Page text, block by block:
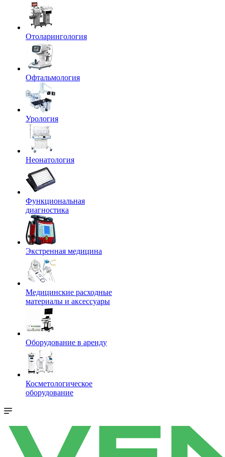
Отоларингология
Офтальмология
Урология
Неонатология
Функциональная
диагностика
Экстренная медицина
Медицинские расходные
материалы и аксессуары
Оборудование в аренду
Косметологическое
оборудование